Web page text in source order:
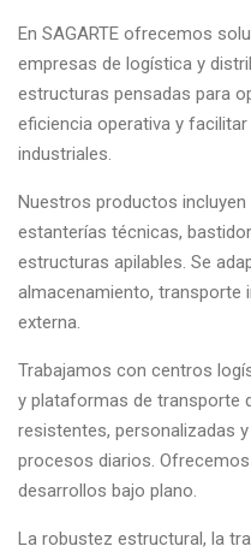
En SAGARTE ofrecemos
empresas de logística y
estructuras pensadas para
eficiencia operativa y
industriales.
Nuestros productos
estanterías técnicas,
estructuras apilables. Se
almacenamiento, transporte
externa.
Trabajamos con centros
y plataformas de transporte
resistentes, personalizadas
procesos diarios.
desarrollos bajo plano.
La robustez estructural, la